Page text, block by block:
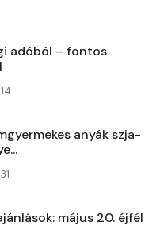
adóból – fontos
anyák szja-
május 20. éjfél